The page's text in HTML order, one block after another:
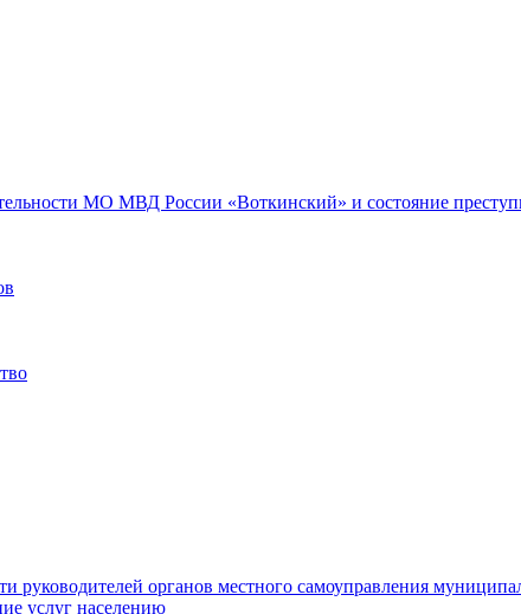
МО МВД России «Воткинский» и состояние
руководителей органов местного самоуправления
услуг населению